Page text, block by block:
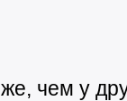
чем у